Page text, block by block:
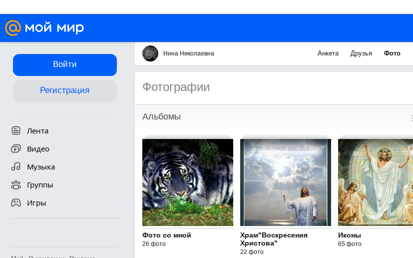
Войти
Регистрация
Лента
Видео
Музыка
Группы
Игры
Нина Николаевна Анкета Друзья Фото
Фотографии
Альбомы
Фото со мной
26 фото
Храм"Воскресения
Христова"
22 фото
Иконы
65 фото